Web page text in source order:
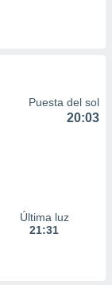
Puesta del sol
20:03
Última luz
21:31